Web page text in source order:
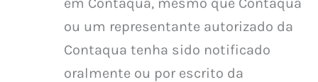
ou um representante autorizado da
Contaqua tenha sido notificado
oralmente ou por escrito da